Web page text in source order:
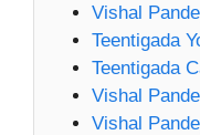
Vishal
Teentigada
Teentigada
Vishal
Vishal